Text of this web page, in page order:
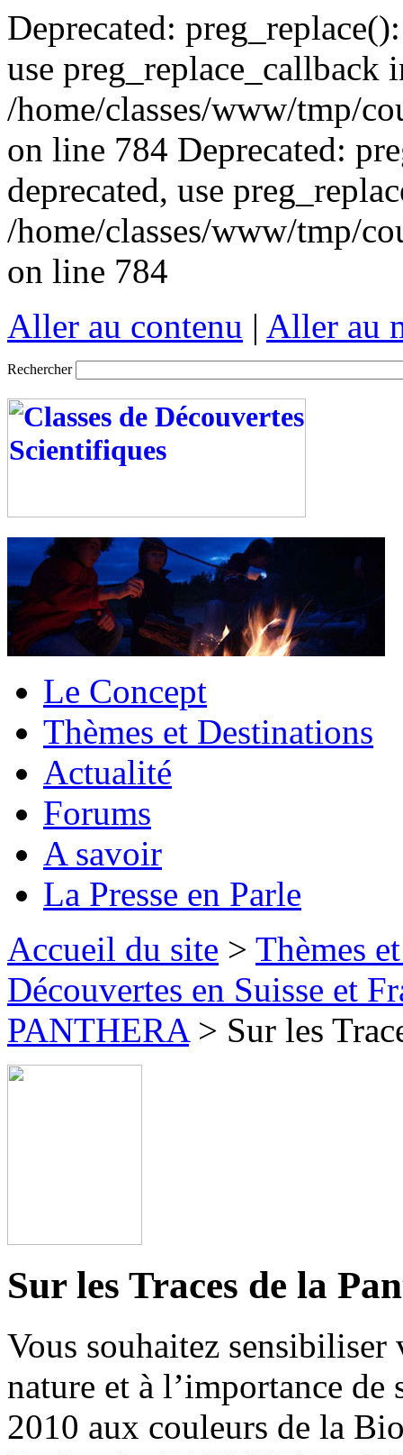
Deprecated:
use preg_replace_callback
/home/classes/www/tmp/
on line 784 Deprecated:
deprecated, use
/home/classes/www/tmp/
on line 784
Aller au contenu | Aller au
Rechercher
Le Concept
Thèmes et Destinations
Actualité
Forums
A savoir
La Presse en Parle
Accueil du site > Thèmes
Découvertes en Suisse et
PANTHERA> Sur les
Sur les Traces de la
Vous souhaitez sensibiliser
nature et à l’importance de
2010 aux couleurs de la